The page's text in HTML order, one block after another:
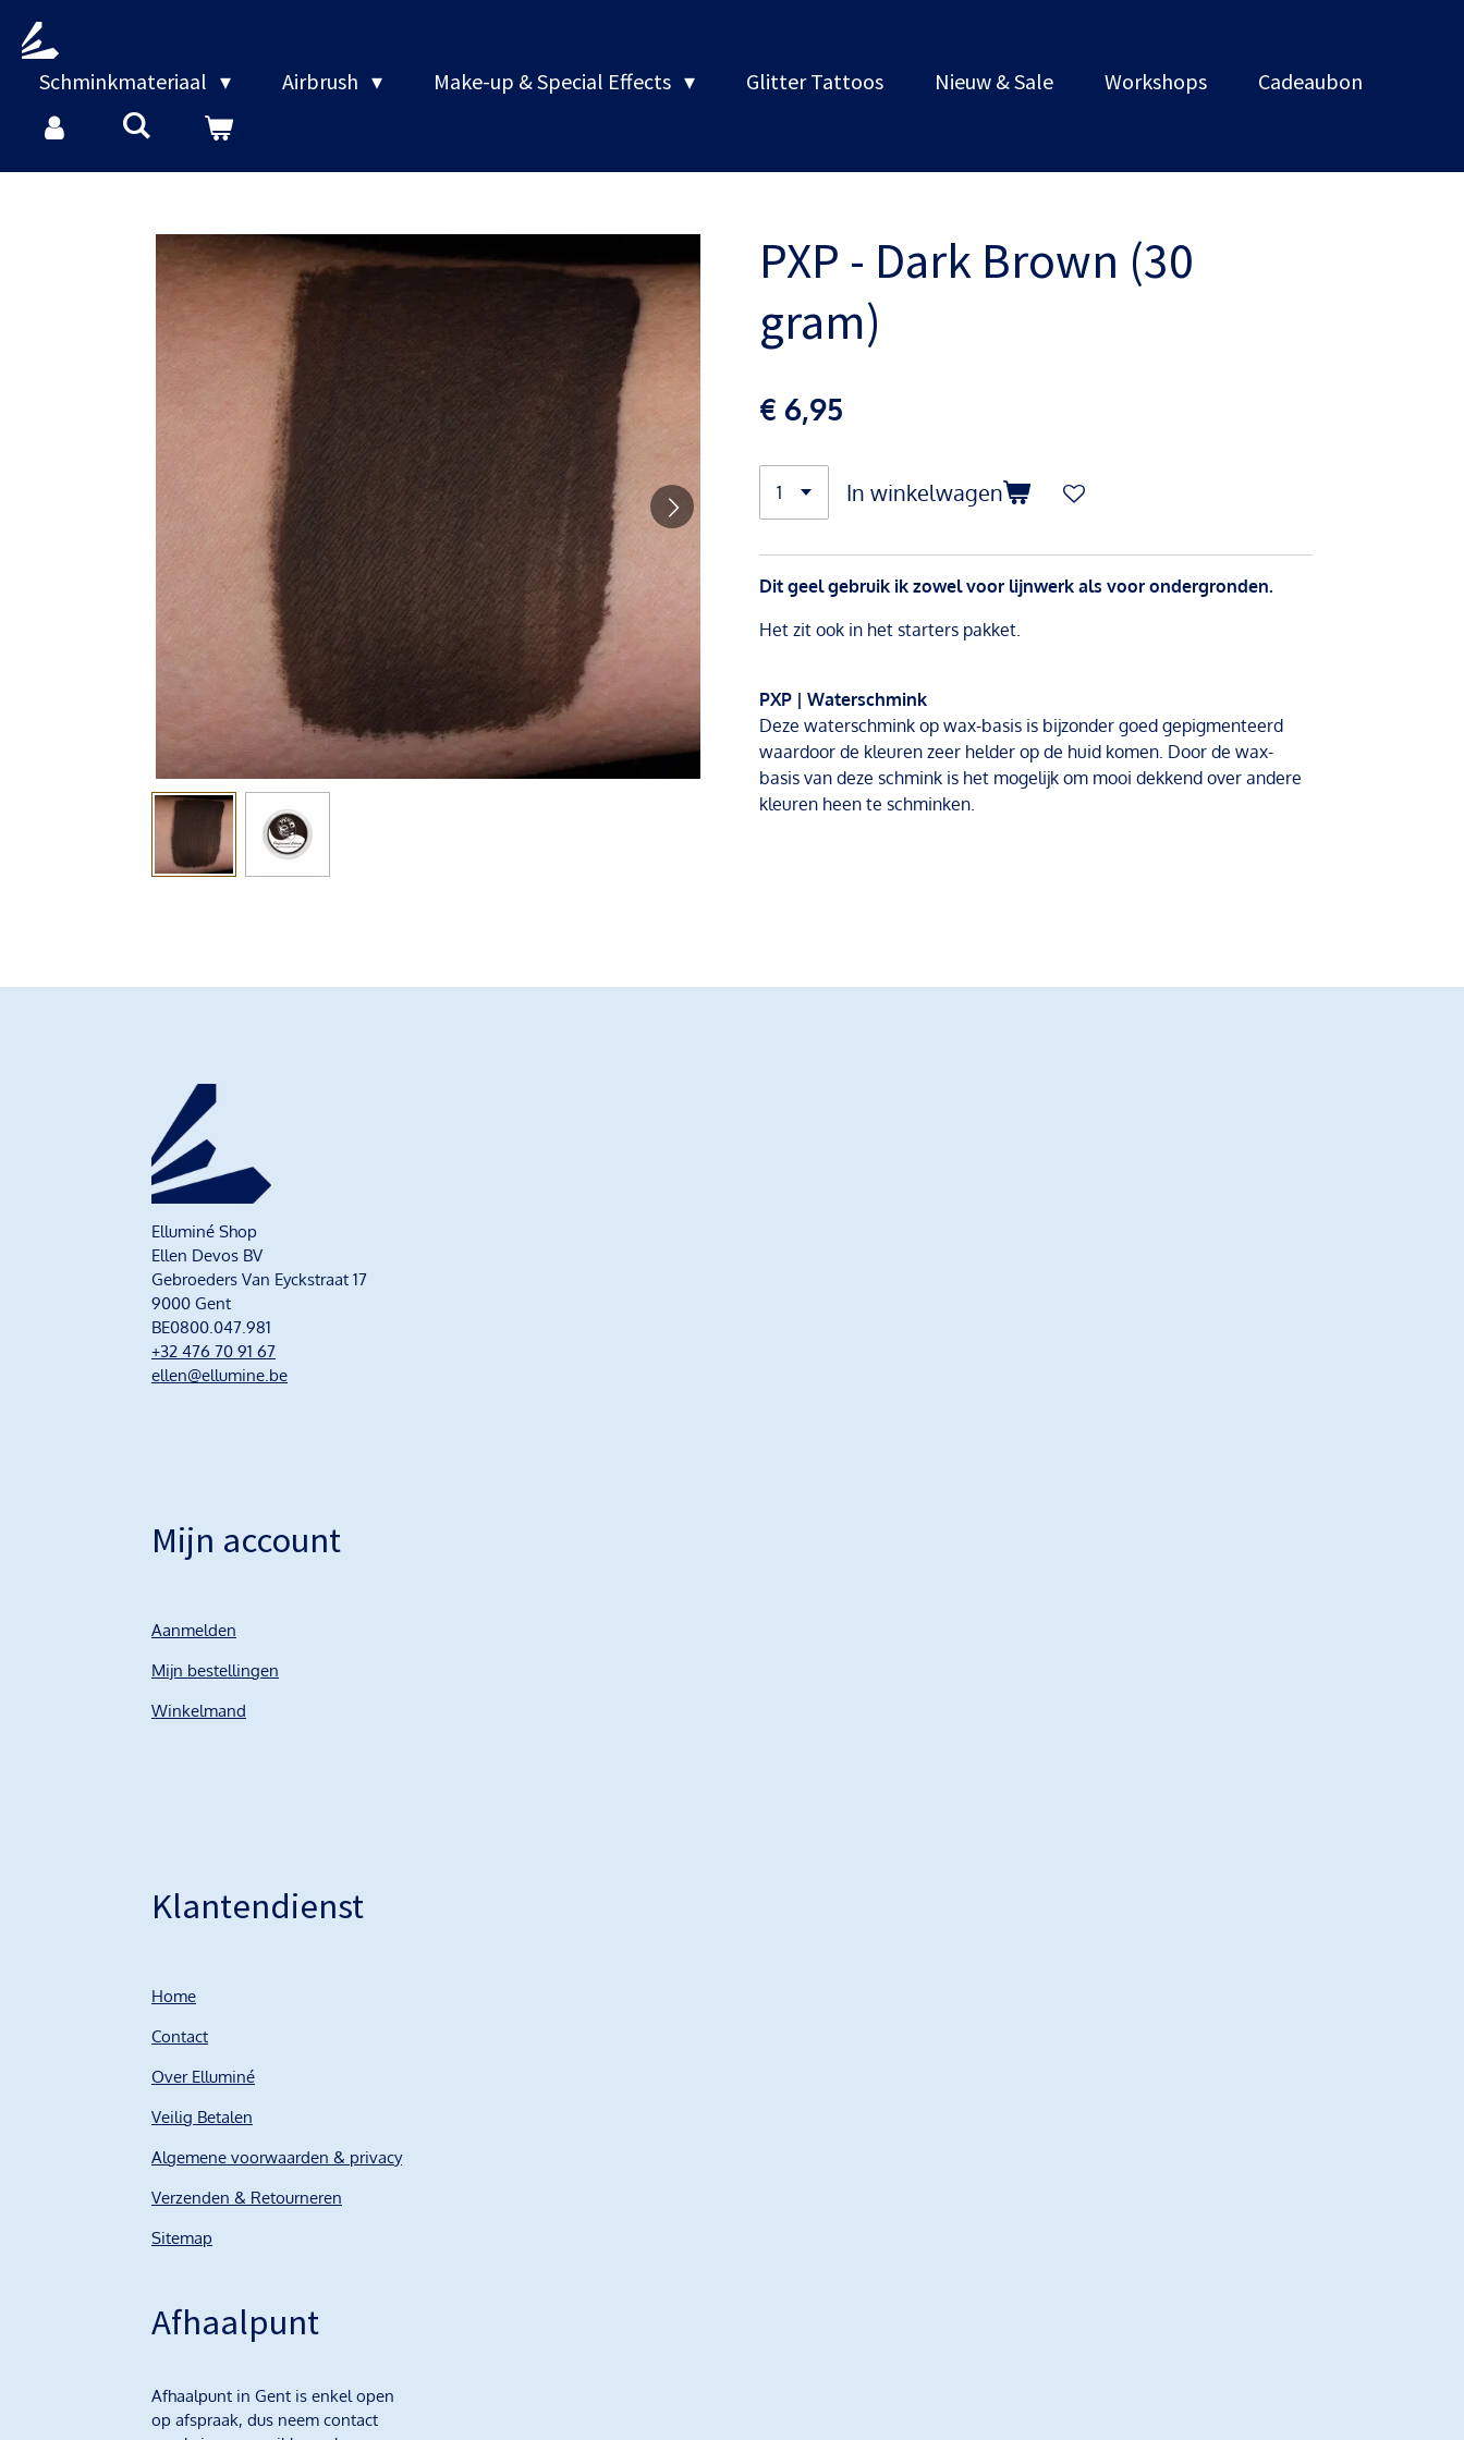
direct
naar
hoofdinhoud
Schminkmateriaal Airbrush Make-up & Special Effects Glitter Tattoos Nieuw & Sale Workshops Cadeaubon
PXP - Dark Brown (30
gram)
€ 6,95
In winkelwagen
Dit geel gebruik ik zowel voor lijnwerk als voor ondergronden.
Het zit ook in het starters pakket.
PXP | Waterschmink
Deze waterschmink op wax-basis is bijzonder goed gepigmenteerd
waardoor de kleuren zeer helder op de huid komen. Door de wax-
basis van deze schmink is het mogelijk om mooi dekkend over andere
kleuren heen te schminken.
Elluminé Shop
Ellen Devos BV
Gebroeders Van Eyckstraat 17
9000 Gent
BE0800.047.981
+32 476 70 91 67
ellen@ellumine.be
Mijn account
Aanmelden
Mijn bestellingen
Winkelmand
Klantendienst
Home
Contact
Over Elluminé
Veilig Betalen
Algemene voorwaarden & privacy
Verzenden & Retourneren
Sitemap
Afhaalpunt
Afhaalpunt in Gent is enkel open
op afspraak, dus neem contact